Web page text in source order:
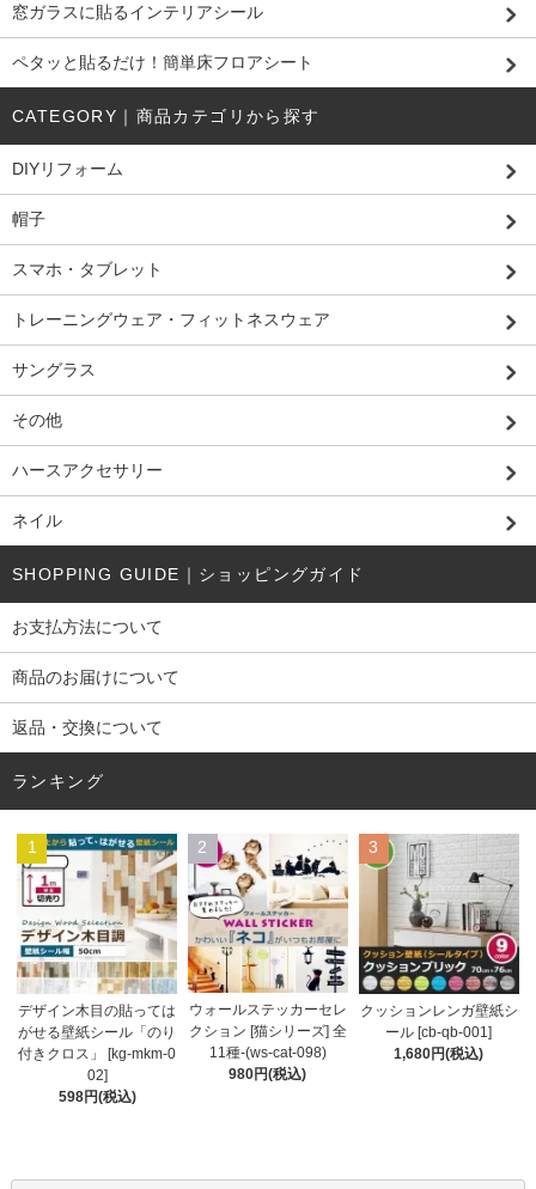
窓ガラスに貼るインテリアシール
ペタッと貼るだけ！簡単床フロアシート
CATEGORY｜商品カテゴリから探す
DIYリフォーム
帽子
スマホ・タブレット
トレーニングウェア・フィットネスウェア
サングラス
その他
ハースアクセサリー
ネイル
SHOPPING GUIDE｜ショッピングガイド
お支払方法について
商品のお届けについて
返品・交換について
ランキング
1
デザイン木目の貼っては
がせる壁紙シール「のり
付きクロス」 [kg-mkm-0
02]
598円(税込)
2
ウォールステッカーセレ
クション [猫シリーズ] 全
11種-(ws-cat-098)
980円(税込)
3
クッションレンガ壁紙シ
ール [cb-qb-001]
1,680円(税込)